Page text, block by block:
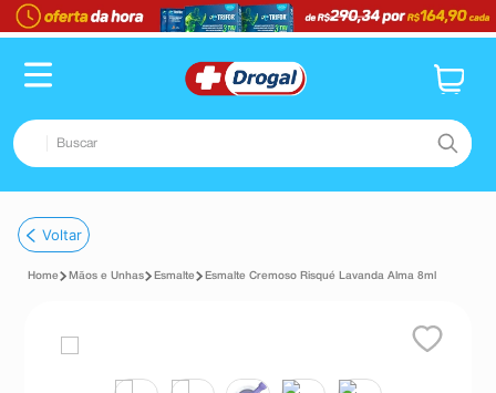
Buscar
1º fralda
dipirona
Voltar
Mãos e Unhas Esmalte Esmalte Cremoso Risqué Lavanda Alma 8ml